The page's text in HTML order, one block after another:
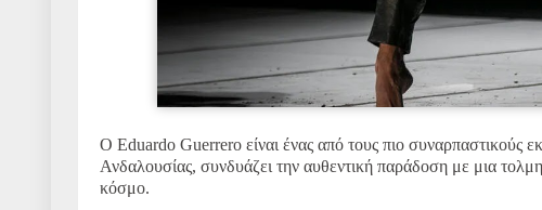
Ο Eduardo Guerrero είναι ένας από τους πιο συναρπαστικούς
Ανδαλουσίας, συνδυάζει την αυθεντική παράδοση με μια
κόσμο.